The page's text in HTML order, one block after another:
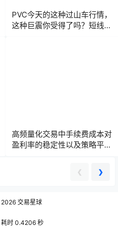
PVC今天的这种过山车行情，
这种巨震你受得了吗？短线炒
高频量化交易中手续费成本对
盈利率的稳定性以及策略平仓
❮ ❯
交易星球
时 0.4206 秒